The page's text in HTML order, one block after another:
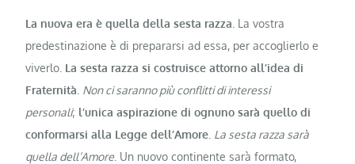
La nuova era è quella della sesta razza . La vostra
predestinazione è di prepararsi ad essa, per accoglierlo e
viverlo. La sesta razza si costruisce attorno all’idea di
Fraternità Non ci saranno più conflitti di interessi
personali; l’unica aspirazione di ognuno sarà quello di
conformarsi alla Legge dell’Amore La sesta razza sarà
quella dell’Amore . Un nuovo continente sarà formato,